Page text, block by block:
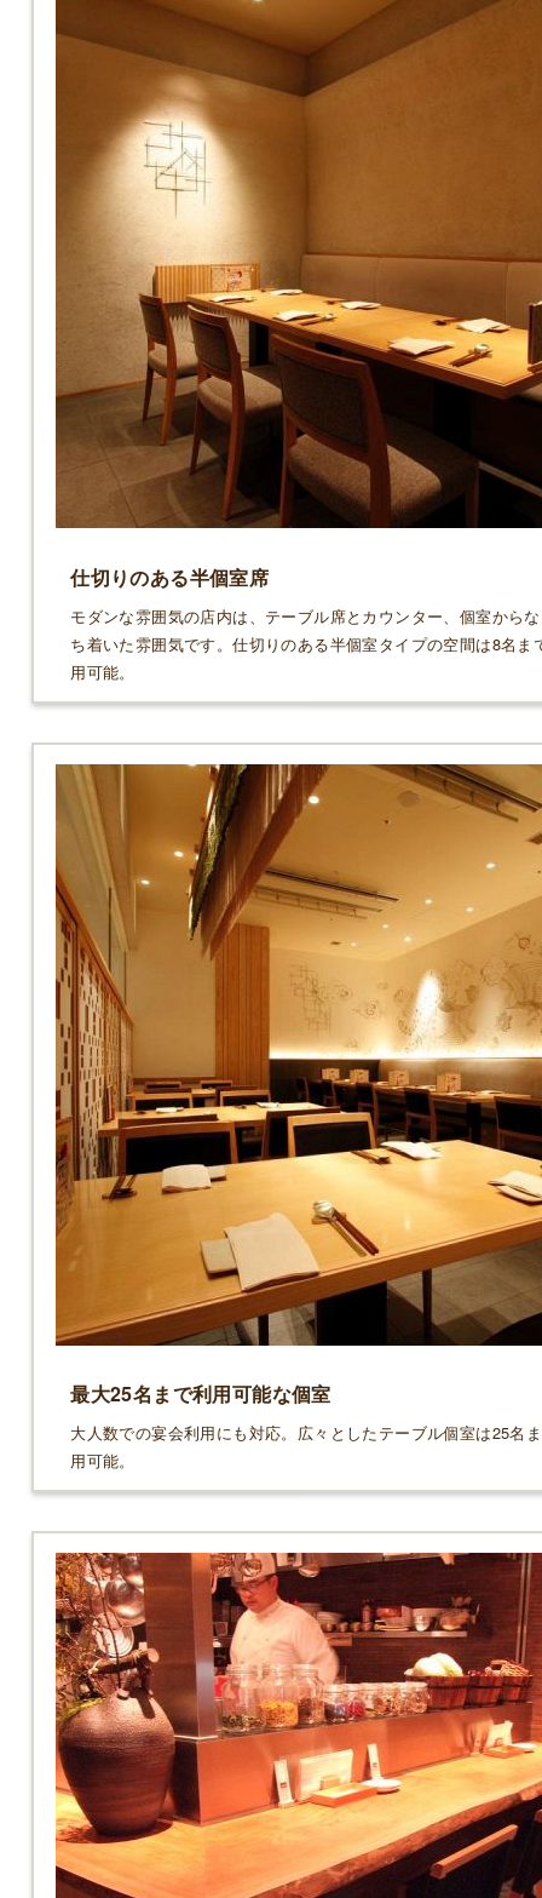
仕切りのある半個室席
モダンな雰囲気の店内は、テーブル席とカウンター、個室から
ち着いた雰囲気です。仕切りのある半個室タイプの空間は8名ま
用可能。
最大25名まで利用可能な個室
大人数での宴会利用にも対応。広々としたテーブル個室は25名
用可能。